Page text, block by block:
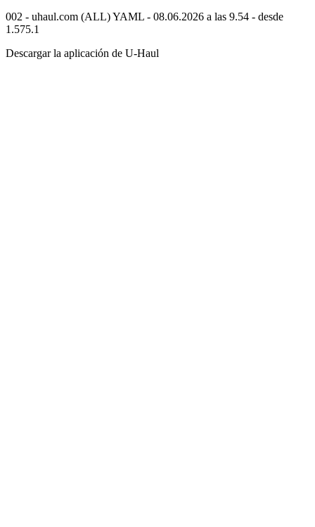
002 - uhaul.com (ALL) YAML - 08.06.2026 a las 9.54 - desde
1.575.1
Descargar la aplicación de U-Haul